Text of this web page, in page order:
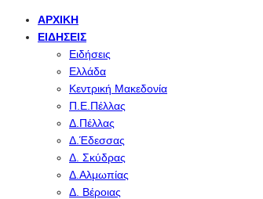
ΑΡΧΙΚΉ
ΕΙΔΉΣΕΙΣ
Ειδήσεις
Ελλάδα
Κεντρική Μακεδονία
Π.Ε.Πέλλας
Δ.Πέλλας
Δ.Έδεσσας
Δ. Σκύδρας
Δ.Αλμωπίας
Δ. Βέροιας